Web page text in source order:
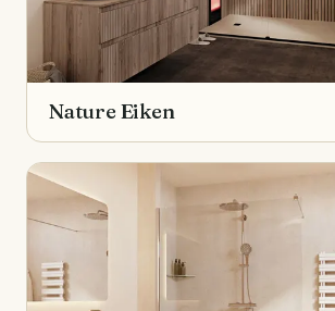
Nature Eiken